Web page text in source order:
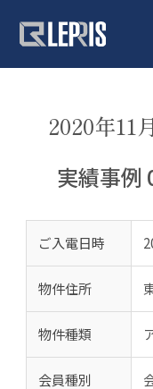
2020年11
実績事例
ご入電日時
物件住所
物件種類
会員種別